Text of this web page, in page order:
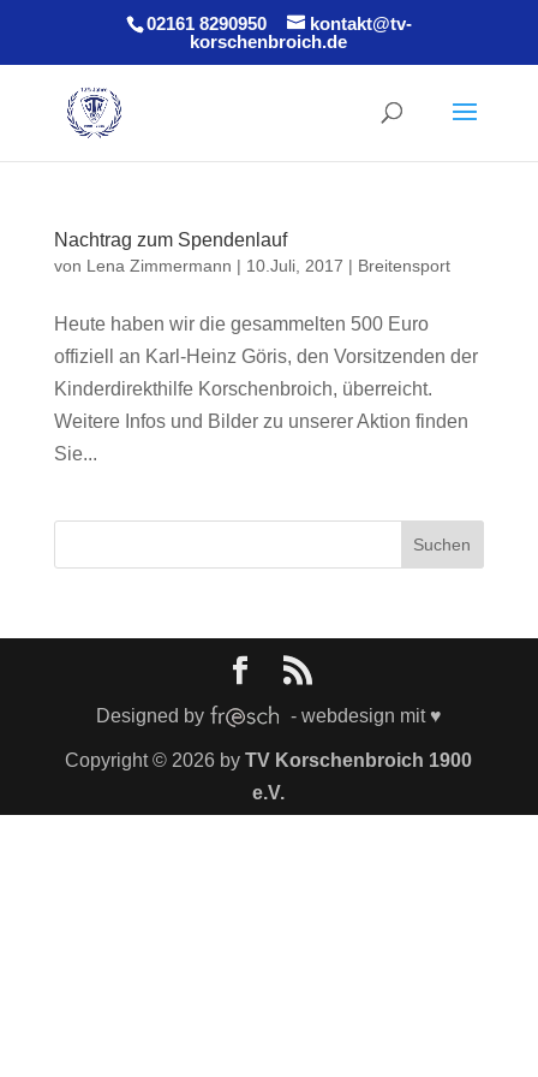
02161 8290950
kontakt@tv-
korschenbroich.de
Nachtrag zum Spendenlauf
von Lena Zimmermann | 10.Juli, 2017 | Breitensport
Heute haben wir die gesammelten 500 Euro
offiziell an Karl-Heinz Göris, den Vorsitzenden der
Kinderdirekthilfe Korschenbroich, überreicht.
Weitere Infos und Bilder zu unserer Aktion finden
Sie...
Designed by - webdesign mit ♥
Copyright © 2026 byTV Korschenbroich 1900
e.V.